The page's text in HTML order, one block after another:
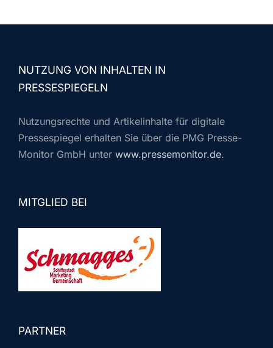
NUTZUNG VON INHALTEN IN
PRESSESPIEGELN
Nutzungsrechte und Artikelinhalte für digitale
Pressespiegel erhalten Sie über die PMG Presse-
Monitor GmbH unter www.pressemonitor.de.
MITGLIED BEI
PARTNER